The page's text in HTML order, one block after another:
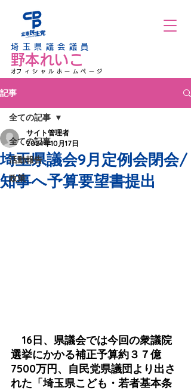
野本れいこ
​オフィシャルホームページ
埼玉県議会議員
記事
全ての記事
活動報告
政策
全ての記事
埼玉県議会9月定例会閉会/
知事へ予算要望書提出
サイト管理者
2024年10月17日
16日、県議会では今回の衆議院
選挙にかかる補正予算約３７億
7500万円、自民党県議団より出さ
れた「埼玉県こども・若者基本条